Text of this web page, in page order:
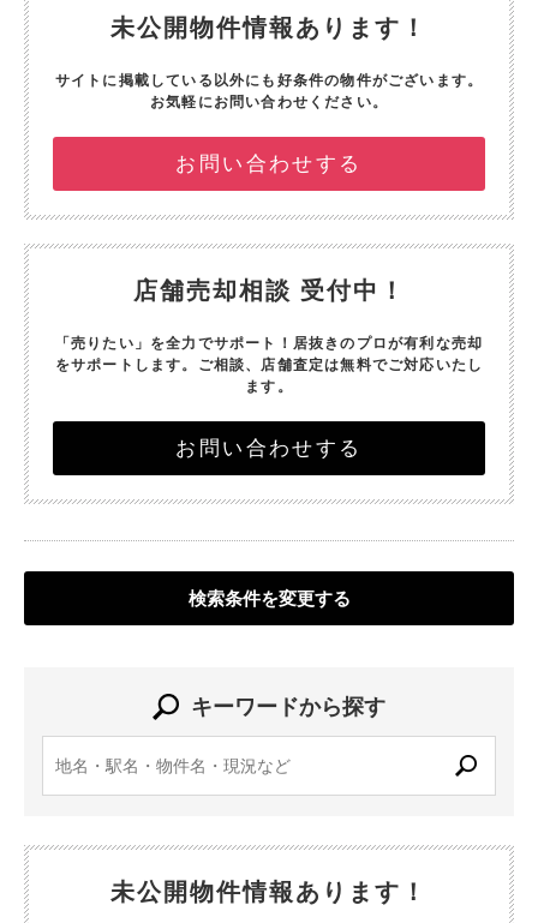
未公開物件情報あります！
サイトに掲載している以外にも好条件の物件がございます。
お気軽にお問い合わせください。
お問い合わせする
店舗売却相談 受付中！
「売りたい」を全力でサポート！ 居抜きのプロが有利な売却
をサポートします。 ご相談、店舗査定は無料でご対応いたし
ます。
お問い合わせする
検索条件を変更する
キーワードから探す
未公開物件情報あります！